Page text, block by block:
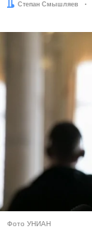
Автор:
Степан Смышляев
Фото УНИАН